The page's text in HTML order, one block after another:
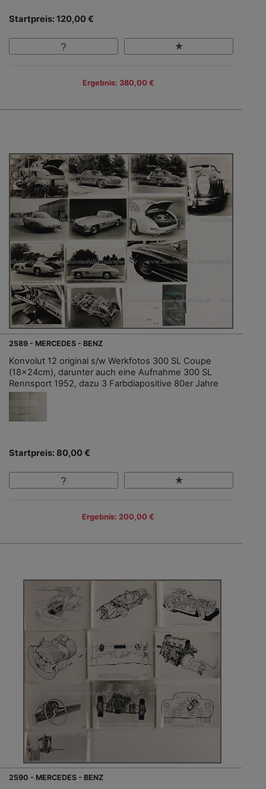
Startpreis: 120,00 €
Ergebnis: 380,00 €
2589 - MERCEDES - BENZ
Konvolut 12 original s/w Werkfotos 300 SL Coupe
(18x24cm), darunter auch eine Aufnahme 300 SL
Rennsport 1952, dazu 3 Farbdiapositive 80er Jahre
Startpreis: 80,00 €
Ergebnis: 200,00 €
2590 - MERCEDES - BENZ